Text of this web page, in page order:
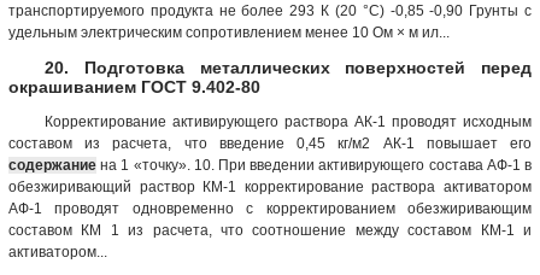
транспортируемого продукта не более 293 К (20 °С) -0,85 -0,90 Грунты с
удельным электрическим сопротивлением менее 10 Ом × м ил...
20. Подготовка металлических поверхностей перед
окрашиванием ГОСТ 9.402-80
Корректирование активирующего раствора АК-1 проводят исходным
составом из расчета, что введение 0,45 кг/м2 АК-1 повышает его
содержание на 1 «точку». 10. При введении активирующего состава АФ-1 в
обезжиривающий раствор КМ-1 корректирование раствора активатором
АФ-1 проводят одновременно с корректированием обезжиривающим
составом КМ 1 из расчета, что соотношение между составом КМ-1 и
активатором...